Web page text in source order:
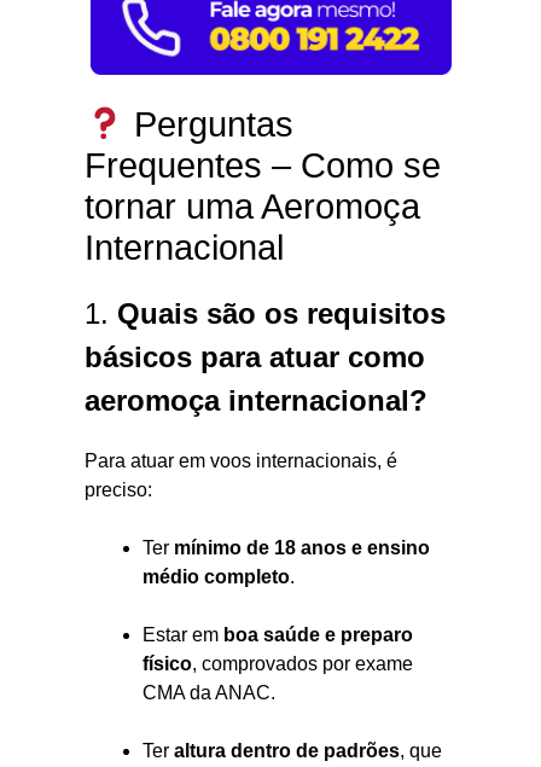
Perguntas
Frequentes – Como se
tornar uma Aeromoça
Internacional
1. Quais são os requisitos
básicos para atuar como
aeromoça internacional?
Para atuar em voos internacionais, é
preciso:
Ter mínimo de 18 anos e ensino
médio completo.
Estar em boa saúde e preparo
físico, comprovados por exame
CMA da ANAC.
Ter altura dentro de padrões, que